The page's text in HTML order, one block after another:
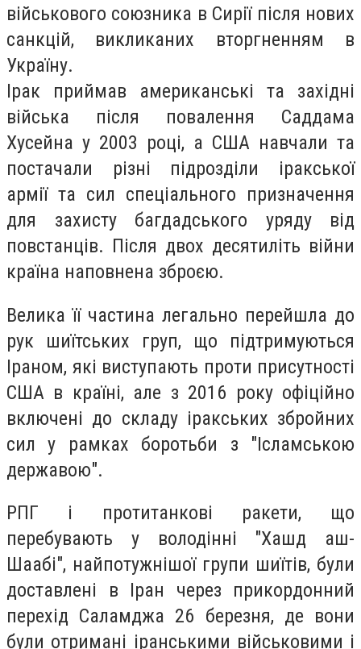
військового союзника в Сирії після нових
санкцій, викликаних вторгненням в
Україну.
Ірак приймав американські та західні
війська після повалення Саддама
Хусейна у 2003 році, а США навчали та
постачали різні підрозділи іракської
армії та сил спеціального призначення
для захисту багдадського уряду від
повстанців. Після двох десятиліть війни
країна наповнена зброєю.
Велика її частина легально перейшла до
рук шиїтських груп, що підтримуються
Іраном, які виступають проти присутності
США в країні, але з 2016 року офіційно
включені до складу іракських збройних
сил у рамках боротьби з "Ісламською
державою".
РПГ і протитанкові ракети, що
перебувають у володінні "Хашд аш-
Шаабі", найпотужнішої групи шиїтів, були
доставлені в Іран через прикордонний
перехід Саламджа 26 березня, де вони
були отримані іранськими військовими і